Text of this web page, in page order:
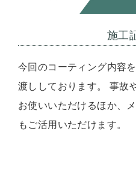
施工
今回のコーティング内容
渡ししております。 事故
お使いいただけるほか、
もご活用いただけます。